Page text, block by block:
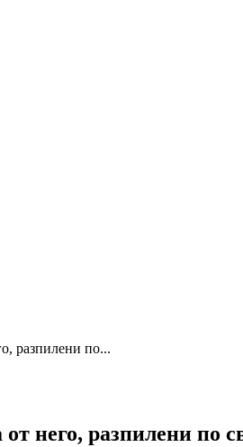
разпилени по...
него, разпилени по